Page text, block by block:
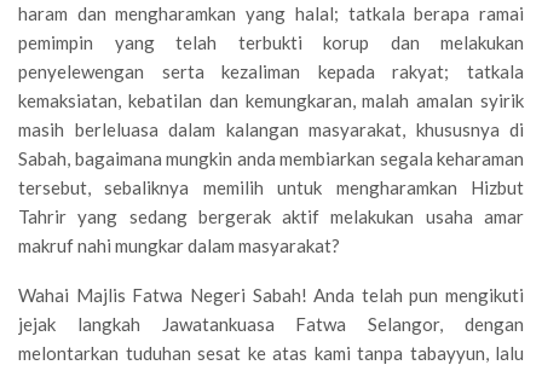
haram dan mengharamkan yang halal; tatkala berapa ramai
pemimpin yang telah terbukti korup dan melakukan
penyelewengan serta kezaliman kepada rakyat; tatkala
kemaksiatan, kebatilan dan kemungkaran, malah amalan syirik
masih berleluasa dalam kalangan masyarakat, khususnya di
Sabah, bagaimana mungkin anda membiarkan segala keharaman
tersebut, sebaliknya memilih untuk mengharamkan Hizbut
Tahrir yang sedang bergerak aktif melakukan usaha amar
makruf nahi mungkar dalam masyarakat?
Wahai Majlis Fatwa Negeri Sabah! Anda telah pun mengikuti
jejak langkah Jawatankuasa Fatwa Selangor, dengan
melontarkan tuduhan sesat ke atas kami tanpa tabayyun, lalu